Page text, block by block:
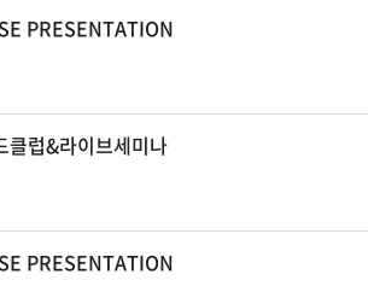
PRESENTATION
럽&라이브세미나
PRESENTATION